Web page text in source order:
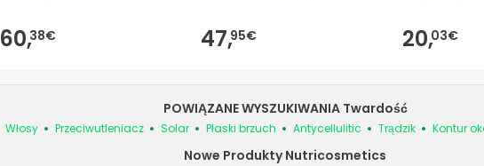
60,38€ 47,95€ 20,03€
POWIĄZANE WYSZUKIWANIA Twardość
Włosy Przeciwutleniacz Solar Płaski brzuch Antycellulitic Trądzik Kontur
Nowe Produkty Nutricosmetics